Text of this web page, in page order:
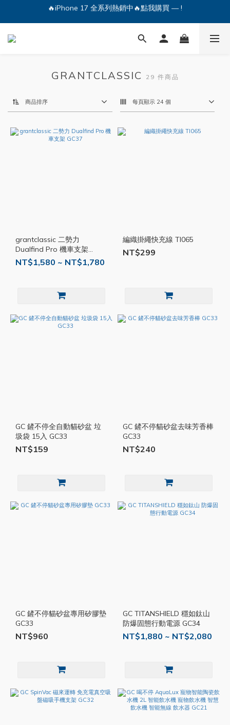
🔥iPhone 17 全系列熱銷中🔥點我購買 — !
🔥iPhone 17 全系列熱銷中🔥點我購買 — !
GRANTCLASSIC 29 件商品
商品排序 每頁顯示 24 個
grantclassic 二勢力
Dualfind Pro 機車支架
GC37
NT$1,580 ~ NT$1,780
編織掛繩快充線 TI065
NT$299
GC 鏟不停全自動貓砂盆 垃
圾袋 15入 GC33
NT$159
GC 鏟不停貓砂盆去味芳香棒
GC33
NT$240
GC 鏟不停貓砂盆專用矽膠墊
GC33
NT$960
GC TITANSHIELD 穩如鈦山
防爆固態行動電源 GC34
NT$1,880 ~ NT$2,080